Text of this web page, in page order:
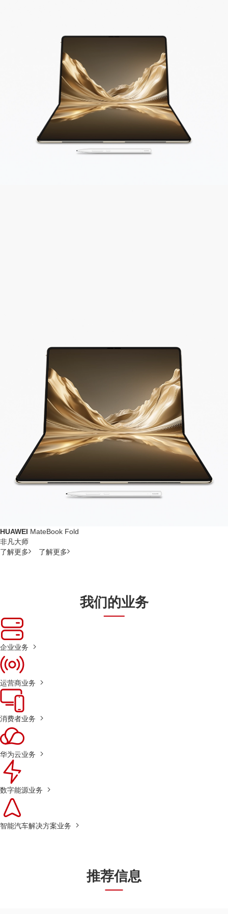
HUAWEI MateBook Fold
非凡大师
了解更多
了解更多
我们的业务
企业业务
运营商业务
消费者业务
华为云业务
数字能源业务
智能汽车解决方案业务
推荐信息